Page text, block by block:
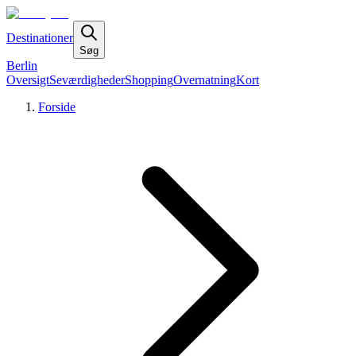
Destinationer
Søg
Berlin
OversigtSeværdighederShoppingOvernatningKort
Forside